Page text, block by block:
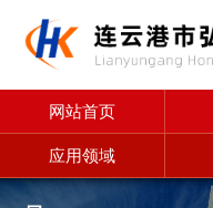
网站首页
应用领域